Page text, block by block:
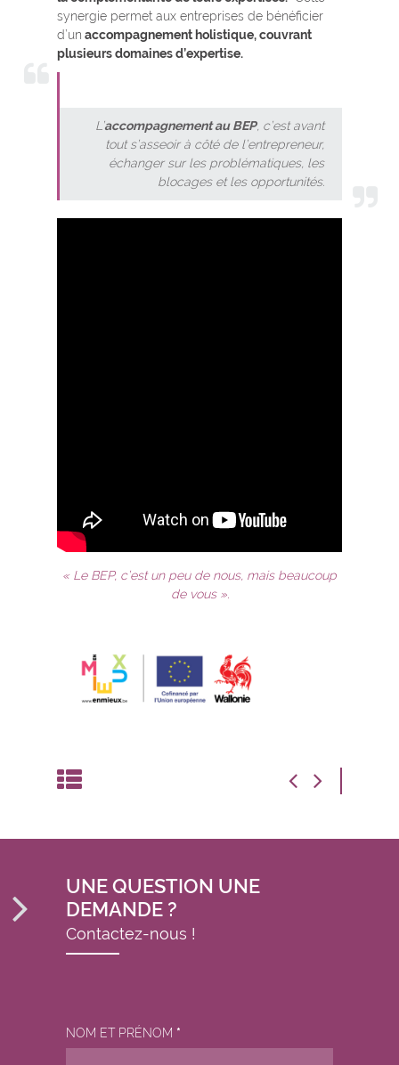
synergie permet aux entreprises de bénéficier
d’un accompagnement holistique, couvrant
plusieurs domaines d’expertise.
L’ accompagnement au BEP, c’est avant
tout s’asseoir à côté de l’entrepreneur,
échanger sur les problématiques, les
blocages et les opportunités.
« Le BEP, c’est un peu de nous, mais beaucoup
de vous ».
UNE QUESTION UNE
DEMANDE ?
Contactez-nous !
NOM ET PRÉNOM *